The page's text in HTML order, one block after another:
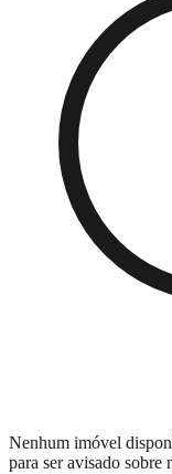
Nenhum imóvel
para ser avisado sobre